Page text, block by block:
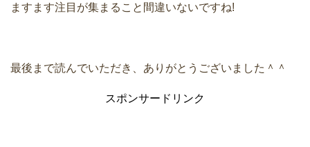
ますます注目が集まること間違いないですね!
最後まで読んでいただき、ありがとうございました＾＾
スポンサードリンク